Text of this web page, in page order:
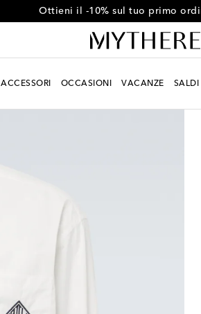
Ottieni il -10% sul tuo primo
ACCESSORI OCCASIONI VACANZE SALDI